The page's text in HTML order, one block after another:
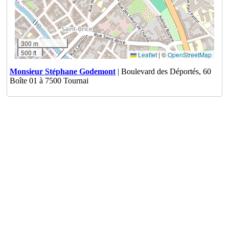
300 m
500 ft
Leaflet | ©OpenStreetMap
Monsieur Stéphane Godemont| Boulevard des Déportés, 60
Boîte 01 à 7500 Tournai